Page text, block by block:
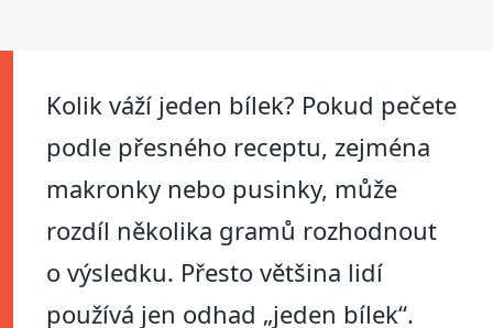
Kolik váží jeden bílek? Pokud pečete
podle přesného receptu, zejména
makronky nebo pusinky, může
rozdíl několika gramů rozhodnout
o výsledku. Přesto většina lidí
používá jen odhad „jeden bílek“.